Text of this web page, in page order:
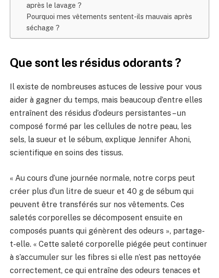
après le lavage ?
Pourquoi mes vêtements sentent-ils mauvais après
séchage ?
Que sont les résidus odorants ?
Il existe de nombreuses astuces de lessive pour vous
aider à gagner du temps, mais beaucoup d’entre elles
entraînent des résidus d’odeurs persistantes – un
composé formé par les cellules de notre peau, les
sels, la sueur et le sébum, explique Jennifer Ahoni,
scientifique en soins des tissus.
« Au cours d’une journée normale, notre corps peut
créer plus d’un litre de sueur et 40 g de sébum qui
peuvent être transférés sur nos vêtements. Ces
saletés corporelles se décomposent ensuite en
composés puants qui génèrent des odeurs », partage-
t-elle. « Cette saleté corporelle piégée peut continuer
à s’accumuler sur les fibres si elle n’est pas nettoyée
correctement, ce qui entraîne des odeurs tenaces et